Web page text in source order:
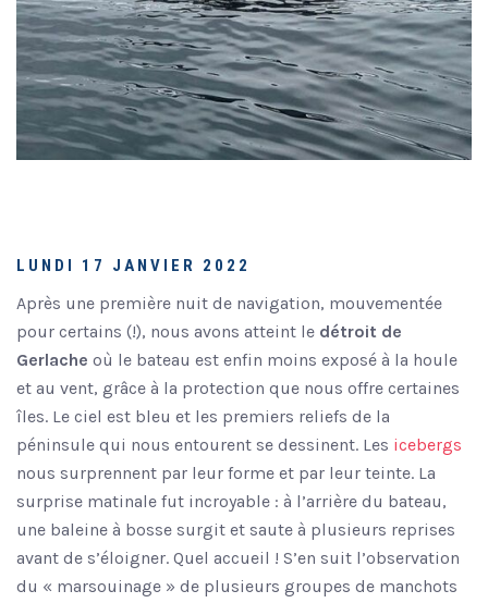
LUNDI 17 JANVIER 2022
Après une première nuit de navigation, mouvementée
pour certains (!), nous avons atteint le détroit de
Gerlache où le bateau est enfin moins exposé à la houle
et au vent, grâce à la protection que nous offre certaines
îles. Le ciel est bleu et les premiers reliefs de la
péninsule qui nous entourent se dessinent. Les icebergs
nous surprennent par leur forme et par leur teinte. La
surprise matinale fut incroyable : à l’arrière du bateau,
une baleine à bosse surgit et saute à plusieurs reprises
avant de s’éloigner. Quel accueil ! S’en suit l’observation
du « marsouinage » de plusieurs groupes de manchots